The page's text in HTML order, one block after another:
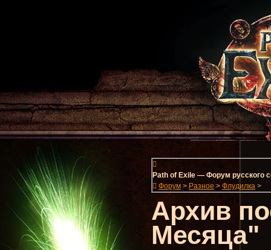
Path of Exile — Форум русского
Форум > Разное > Флудилка >
Архив
Месяца"